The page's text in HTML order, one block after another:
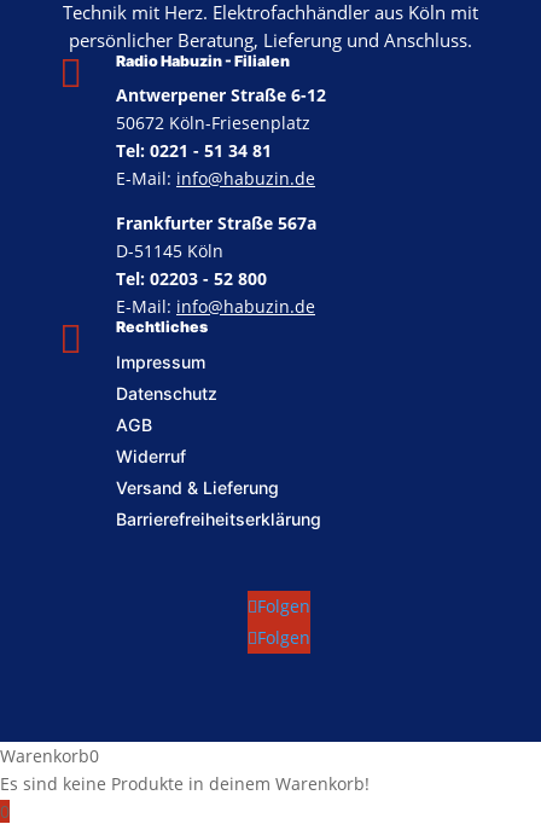
Technik mit Herz. Elektrofachhändler aus Köln mit
persönlicher Beratung, Lieferung und Anschluss.
 Rechtliches
Impressum
Datenschutz
AGB
Widerruf
Versand & Lieferung
Barrierefreiheitserklärung
 Radio Habuzin - Filialen
Antwerpener Straße 6-12
50672 Köln-Friesenplatz
Tel: 0221 - 51 34 81
E-Mail: info@habuzin.de
Frankfurter Straße 567a
D-51145 Köln
Tel: 02203 - 52 800
E-Mail: info@habuzin.de
Folgen
Folgen
Warenkorb0
Es sind keine Produkte in deinem Warenkorb!
0